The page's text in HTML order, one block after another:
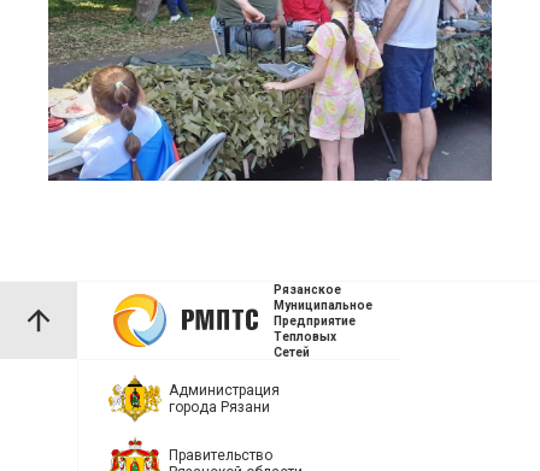
Рязанское
Муниципальное
Предприятие
Тепловых
Сетей
Администрация
города Рязани
Правительство